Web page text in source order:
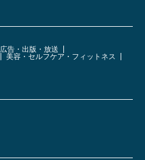
広告・出版・放送
美容・セルフケア・フィットネス